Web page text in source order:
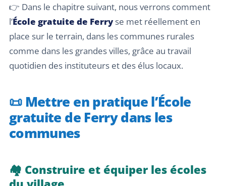
👉 Dans le chapitre suivant, nous verrons comment
l’École gratuite de Ferryse met réellement en
place sur le terrain, dans les communes rurales
comme dans les grandes villes, grâce au travail
quotidien des instituteurs et des élus locaux.
📜 Mettre en pratique l’École
gratuite de Ferry dans les
communes
🏘️ Construire et équiper les écoles